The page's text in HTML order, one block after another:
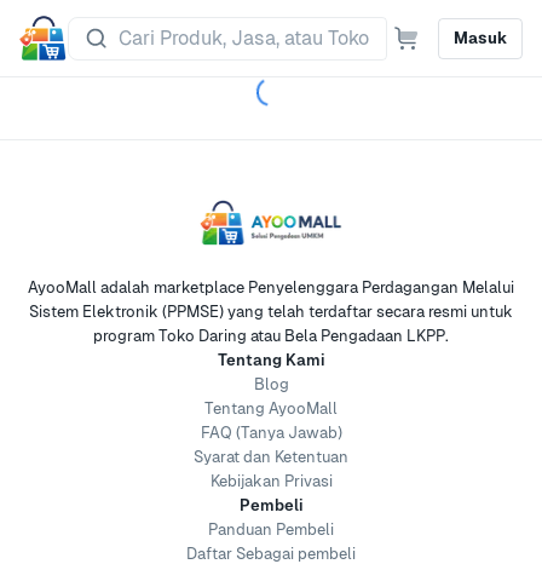
Masuk
AyooMall adalah marketplace Penyelenggara Perdagangan Melalui
Sistem Elektronik (PPMSE) yang telah terdaftar secara resmi untuk
program Toko Daring atau Bela Pengadaan LKPP.
Tentang Kami
Blog
Tentang AyooMall
FAQ (Tanya Jawab)
Syarat dan Ketentuan
Kebijakan Privasi
Pembeli
Panduan Pembeli
Daftar Sebagai pembeli